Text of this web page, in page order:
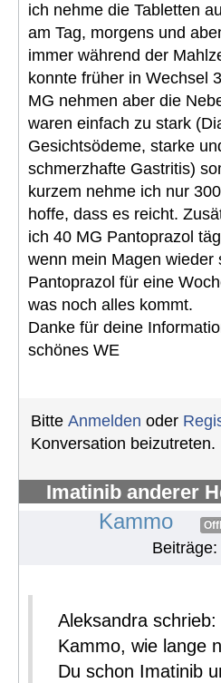
ich nehme die Tabletten
am Tag, morgens und
immer während der
konnte früher in Wechsel
MG nehmen aber die
waren einfach zu stark
Gesichtsödeme, starke
schmerzhafte Gastritis)
kurzem nehme ich nur
hoffe, dass es reicht.
ich 40 MG Pantoprazol
wenn mein Magen wieder
Pantoprazol für eine
was noch alles kommt.
Danke für deine
schönes WE
Bitte Anmelden oder
Konversation beizutreten.
Imatinib anderer
Kammo
Beiträge:
Aleksandra schrieb:
Kammo, wie lange
Du schon Imatinib